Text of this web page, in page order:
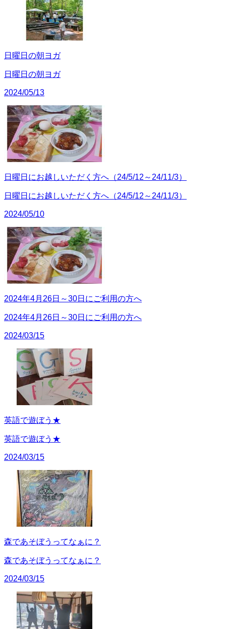
日曜日の朝ヨガ
日曜日の朝ヨガ
2024/05/13
日曜日にお越しいただく方へ（24/5/12～24/11/3）
日曜日にお越しいただく方へ（24/5/12～24/11/3）
2024/05/10
2024年4月26日～30日にご利用の方へ
2024年4月26日～30日にご利用の方へ
2024/03/15
英語で遊ぼう★
英語で遊ぼう★
2024/03/15
森であそぼうってなぁに？
森であそぼうってなぁに？
2024/03/15